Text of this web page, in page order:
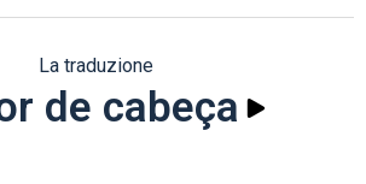
La traduzione
de cabeça